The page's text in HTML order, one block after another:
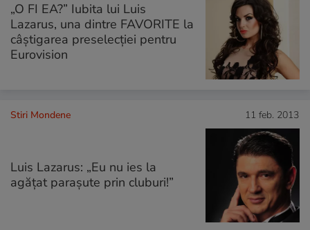
„O FI EA?” Iubita lui Luis
Lazarus, una dintre FAVORITE la
câştigarea preselecţiei pentru
Eurovision
Stiri Mondene 11 feb. 2013
Luis Lazarus: „Eu nu ies la
agăţat paraşute prin cluburi!”